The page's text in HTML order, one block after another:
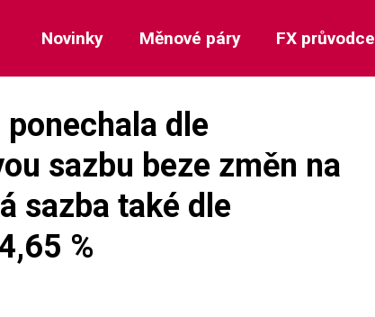
Novinky Měnové páry FX průvodce
dle
sazbu beze změn na
sazba také dle
%